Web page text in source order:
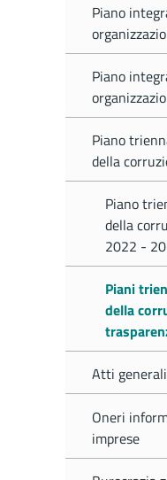
Piano
Piano
Piano
della
Piano
della
2022 -
Piani
della
Atti generali
Oneri
imprese